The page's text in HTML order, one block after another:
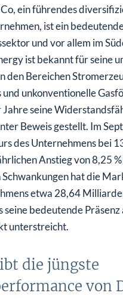
Energy?
von DTE Energy
Stakeholder und Anleger
ein führendes
ist ein
und vor allem im
ist bekannt für seine
den Bereichen
und unkonventionelle
Jahre seine
Beweis gestellt. Im
des Unternehmens bei
Anstieg von 8,25
Schwankungen hat die
etwa 28,64
seine bedeutende Präsenz
unterstreicht.
die jüngste
von